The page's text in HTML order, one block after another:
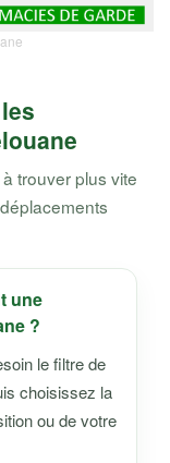
trouver plus vite
une
?
le filtre de
choisissez la
ou de votre